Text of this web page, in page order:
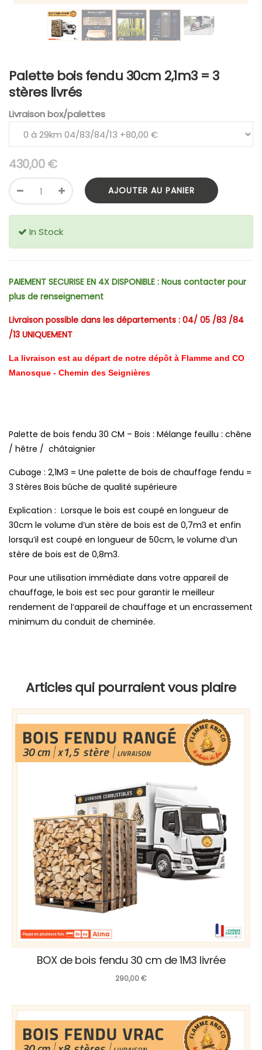
Palette bois fendu 30cm 2,1m3 = 3
stères livrés
Livraison box/palettes
430,00€
AJOUTER AU PANIER
In Stock
PAIEMENT SECURISE EN 4X DISPONIBLE : Nous contacter pour
plus de renseignement
Livraison possible dans les départements : 04/ 05 /83 /84
/13 UNIQUEMENT
La livraison est au départ de notre dépôt à Flamme and CO
Manosque - Chemin des Seignières
Palette de bois fendu 30 CM – Bois : Mélange feuillu : chêne
/ hêtre / châtaignier
Cubage : 2,1M3 = Une palette de bois de chauffage fendu =
3 Stères Bois bûche de qualité supérieure
Explication : Lorsque le bois est coupé en longueur de
30cm le volume d’un stère de bois est de 0,7m3 et enfin
lorsqu’il est coupé en longueur de 50cm, le volume d’un
stère de bois est de 0,8m3.
Pour une utilisation immédiate dans votre appareil de
chauffage, le bois est sec pour garantir le meilleur
rendement de l’appareil de chauffage et un encrassement
minimum du conduit de cheminée.
Articles qui pourraient vous plaire
BOX de bois fendu 30 cm de 1M3 livrée
290,00€